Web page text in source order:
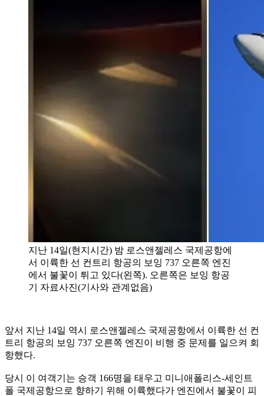
지난 14일(현지시간) 밤 로스앤젤레스 국제공항에
서 이륙한 선 컨트리 항공의 보잉 737 오른쪽 엔진
에서 불꽃이 튀고 있다(왼쪽). 오른쪽은 보잉 항공
기 자료사진(기사와 관계없음)
앞서 지난 14일 역시 로스앤젤레스 국제공항에서 이륙한 선 컨
트리 항공의 보잉 737 오른쪽 엔진이 비행 중 문제를 일으켜 회
항했다.
당시 이 여객기는 승객 166명을 태우고 미니애폴리스-세인트
폴 국제공항으로 향하기 위해 이륙했다가 엔진에서 불꽃이 피